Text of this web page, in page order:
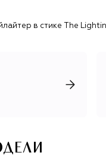
через внешнюю
в стике The